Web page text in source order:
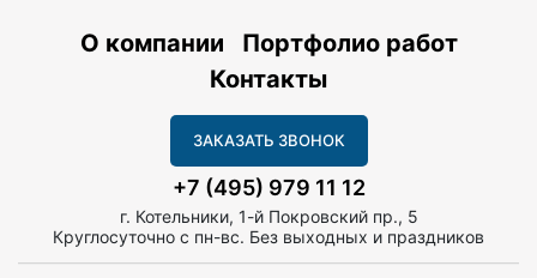
О компании
Портфолио работ
Контакты
ЗАКАЗАТЬ ЗВОНОК
+7 (495) 979 11 12
г. Котельники, 1-й Покровский пр., 5
Круглосуточно с пн-вс. Без выходных и праздников